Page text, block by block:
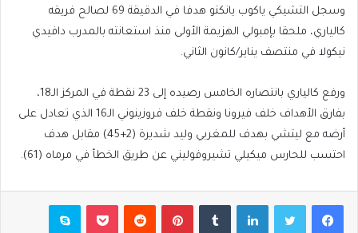
وسجل التشيكي ياكوب يانكتو هدفا في الدقيقة 69 لصالح فريقه
كالياري، ملحقا بإمبولي الهزيمة الأولى منذ استعانته بالمدرب دافيدي
نيكولا في منتصف يناير/كانون الثاني.
ورفع كالياري بانتصاره الخامس رصيده إلى 23 نقطة في المركز الـ18،
بفارق الأهداف خلف فيرونا ونقطة خلف فروزينوني الـ16 الذي تعادل على
أرضه مع ليتشي بهدف للمغربي وليد شديرة (2+45) مقابل هدف
احتسب للحارس ميكيلي تشيروفوليني عن طريق الخطأ في مرماه (61).
فيسبوكتويتر لينكدإن بينتيريست بوكيت سكايب